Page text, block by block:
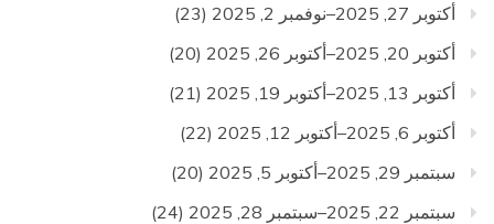
أكتوبر 27, 2025–نوفمبر 2, 2025
(23)
أكتوبر 20, 2025–أكتوبر 26, 2025
(20)
أكتوبر 13, 2025–أكتوبر 19, 2025
(21)
أكتوبر 6, 2025–أكتوبر 12, 2025
(22)
سبتمبر 29, 2025–أكتوبر 5, 2025
(20)
سبتمبر 22, 2025–سبتمبر 28, 2025
(24)